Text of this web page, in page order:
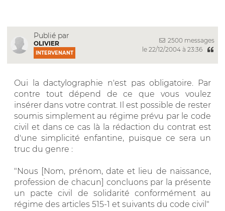
Publié par
OLIVIER
INTERVENANT
2500 messages
le 22/12/2004 à 23:36
Oui la dactylographie n'est pas obligatoire. Par
contre tout dépend de ce que vous voulez
insérer dans votre contrat. Il est possible de rester
soumis simplement au régime prévu par le code
civil et dans ce cas là la rédaction du contrat est
d'une simplicité enfantine, puisque ce sera un
truc du genre :
"Nous [Nom, prénom, date et lieu de naissance,
profession de chacun] concluons par la présente
un pacte civil de solidarité conformément au
régime des articles 515-1 et suivants du code civil"